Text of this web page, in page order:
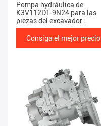
Pompa hydráulica de
K3V112DT-9N24 para las
piezas del excavador
EC210/EC240
Consiga el mejor precio